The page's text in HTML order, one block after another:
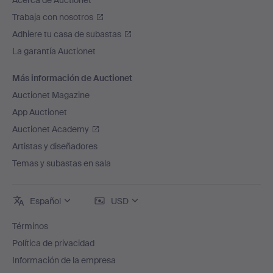
Trabaja con nosotros
Adhiere tu casa de subastas
La garantía Auctionet
Más información de Auctionet
Auctionet Magazine
App Auctionet
Auctionet Academy
Artistas y diseñadores
Temas y subastas en sala
Español USD
Términos
Política de privacidad
Información de la empresa